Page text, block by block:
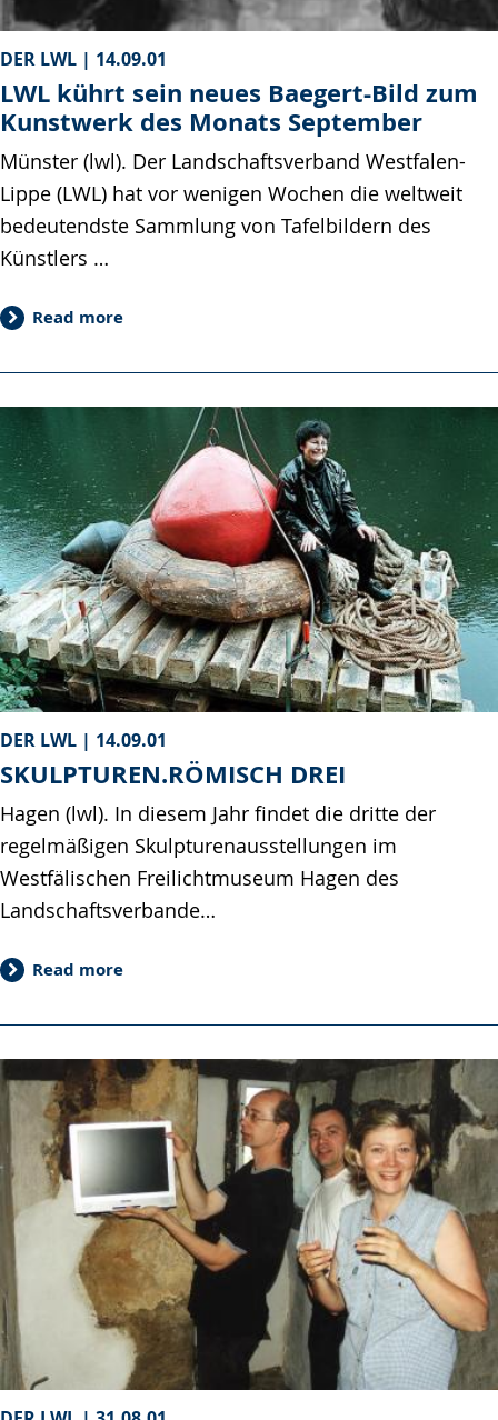
DER LWL | 14.09.01
LWL kührt sein neues Baegert-Bild zum
Kunstwerk des Monats September
Münster (lwl). Der Landschaftsverband Westfalen-
Lippe (LWL) hat vor wenigen Wochen die weltweit
bedeutendste Sammlung von Tafelbildern des
Künstlers …
Read more
DER LWL | 14.09.01
SKULPTUREN.RÖMISCH DREI
Hagen (lwl). In diesem Jahr findet die dritte der
regelmäßigen Skulpturenausstellungen im
Westfälischen Freilichtmuseum Hagen des
Landschaftsverbande…
Read more